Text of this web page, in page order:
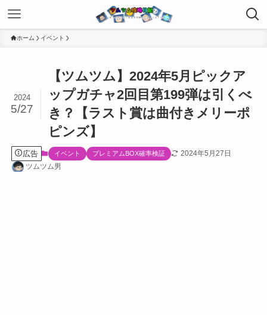
ホーム イベント
【ツムツム】2024年5月ピックア
ップガチャ2回目第199弾は引くべ
き？【ラスト賞は曲付きメリーポ
ピンズ】
2024
5/27
広告 イベント プレミアムBOX確率検証
2024年5月27日
ツムツム男